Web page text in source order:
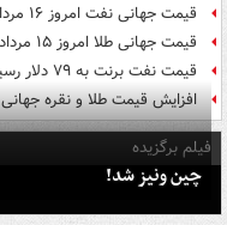
قیمت جهانی نفت امروز ۱۶ مرداد
قیمت جهانی طلا امروز ۱۵ مرداد
قیمت نفت برنت به ۷۹ دلار رسید
افزایش قیمت طلا و نقره جهانی
فیلم برگزیده
چین ونیز شد!